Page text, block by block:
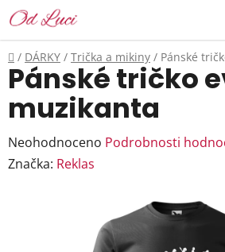
Přejít
na
obsah
Domů
/ DÁRKY / Trička a mikiny / Pánské
Pánské tričko
muzikanta
Průměrné
hodnocení
Neohodnoceno Podrobnosti
Značka: Reklas